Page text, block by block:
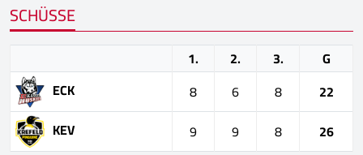
SCHÜSSE
1. 2. 3.
G
ECK
8 6 8
22
KEV
9 9 8 26